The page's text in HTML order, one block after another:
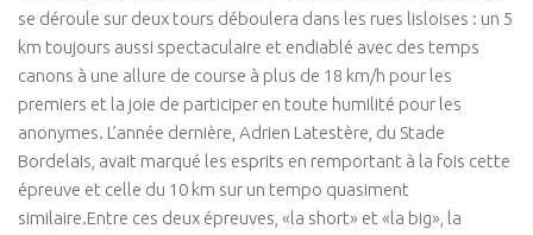
se déroule sur deux tours déboulera dans les rues lisloises : un 5
km toujours aussi spectaculaire et endiablé avec des temps
canons à une allure de course à plus de 18 km/h pour les
premiers et la joie de participer en toute humilité pour les
anonymes. L’année dernière, Adrien Latestère, du Stade
Bordelais, avait marqué les esprits en remportant à la fois cette
épreuve et celle du 10 km sur un tempo quasiment
similaire.Entre ces deux épreuves, «la short» et «la big», la